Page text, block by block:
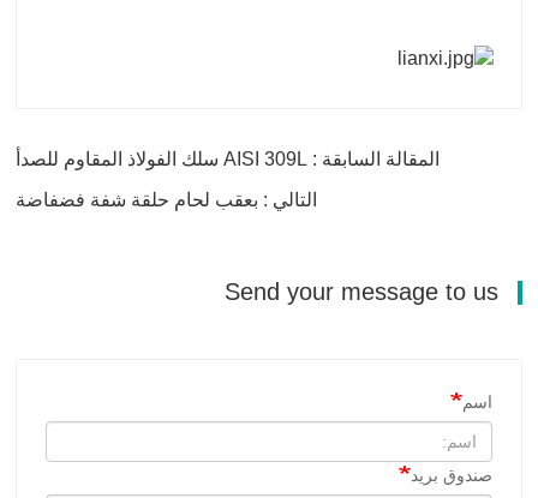
المقالة السابقة : AISI 309L سلك الفولاذ المقاوم للصدأ
التالي : بعقب لحام حلقة شفة فضفاضة
اسم
صندوق بريد